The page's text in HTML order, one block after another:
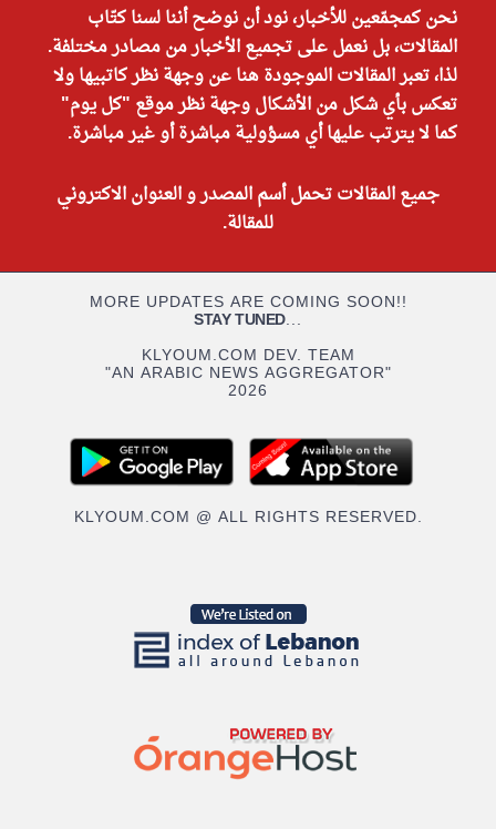
نحن كمجمّعين للأخبار، نود أن نوضح أننا لسنا كتّاب
المقالات، بل نعمل على تجميع الأخبار من مصادر مختلفة.
لذا، تعبر المقالات الموجودة هنا عن وجهة نظر كاتبيها ولا
تعكس بأي شكل من الأشكال وجهة نظر موقع "كل يوم"
كما لا يترتب عليها أي مسؤولية مباشرة أو غير مباشرة.
جميع المقالات تحمل أسم المصدر و العنوان الاكتروني
للمقالة.
MORE UPDATES ARE COMING SOON!!
STAY TUNED...
KLYOUM.COM DEV. TEAM
"AN ARABIC NEWS AGGREGATOR"
2026
KLYOUM.COM @ ALL RIGHTS RESERVED.